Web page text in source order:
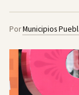
PorMunicipios